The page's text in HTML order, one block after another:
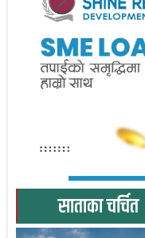
साताका चर्चित